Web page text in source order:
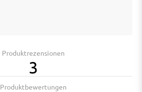
Produktrezensionen
3
Produktbewertungen